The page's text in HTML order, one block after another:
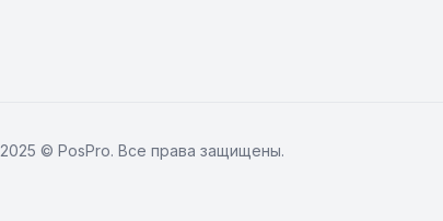
2025 © PosPro. Все права защищены.